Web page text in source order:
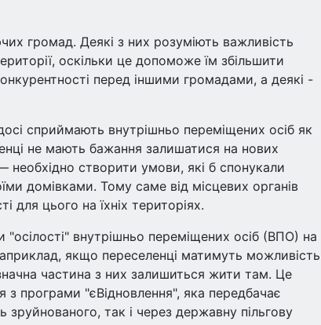
громад. Деякі з них розуміють важливість
оскільки це допоможе їм збільшити
перед іншими громадами, а деякі -
сприймають внутрішньо переміщених осіб як
не мають бажання залишатися на нових
створити умови, які б спонукали
домівками. Тому саме від місцевих органів
для цього на їхніх територіях.
внутрішньо переміщених осіб (ВПО) на
якщо переселенці матимуть можливість
частина з них залишиться жити там. Це
програми "єВідновлення", яка передбачає
зруйнованого, так і через державну пільгову